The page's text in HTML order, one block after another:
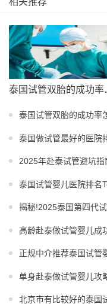
泰国试
泰国试管双胎的成功率
泰国做试管最好的医
2025年赴泰试管避坑
泰国试管婴儿医院排名
揭秘!2025泰国第四代
高龄赴泰做试管婴儿成
正规中介推荐泰国试管
单身赴泰做试管婴儿攻
北京市有比较好的泰国